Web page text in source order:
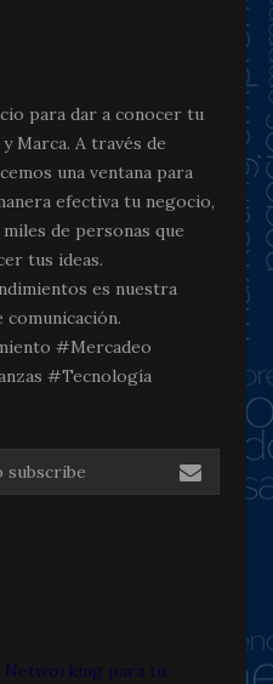
para dar a conocer tu
Marca. A través de
una ventana para
efectiva tu negocio,
de personas que
tus ideas.
es nuestra
#Mercadeo
#Tecnología
Networking para tu